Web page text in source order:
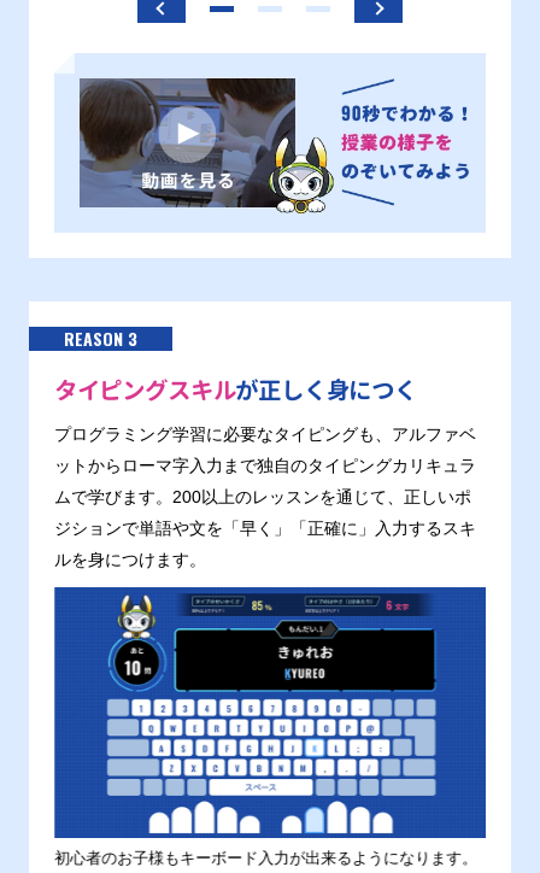
REASON 3
タイピングスキルが正しく身につく
プログラミング学習に必要なタイピングも、アルファベ
ットからローマ字入力まで独自のタイピングカリキュラ
ムで学びます。200以上のレッスンを通じて、正しいポ
ジションで単語や文を「早く」「正確に」入力するスキ
ルを身につけます。
初心者のお子様もキーボード入力が出来るようになります。